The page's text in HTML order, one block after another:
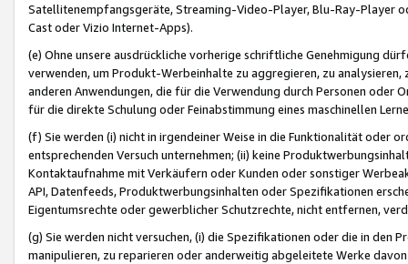
Satellitenempfangsgeräte, Streaming-Video-Player, Blu-Ray-Player
Cast oder Vizio Internet-Apps).
(e) Ohne unsere ausdrückliche vorherige schriftliche Genehmigung
verwenden, um Produkt-Werbeinhalte zu aggregieren, zu
anderen Anwendungen, die für die Verwendung durch Personen
für die direkte Schulung oder Feinabstimmung eines maschinellen
(f) Sie werden (i) nicht in irgendeiner Weise in die Funktionalität oder
entsprechenden Versuch unternehmen; (ii) keine
Kontaktaufnahme mit Verkäufern oder Kunden oder sonstiger
API, Datenfeeds, Produktwerbungsinhalten oder Spezifikationen
Eigentumsrechte oder gewerblicher Schutzrechte, nicht entfernen,
(g) Sie werden nicht versuchen, (i) die Spezifikationen oder die in
manipulieren, zu reparieren oder anderweitig abgeleitete Werke